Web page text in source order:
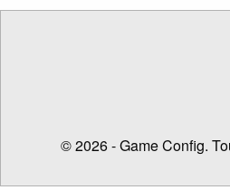
© 2026 - Game Config.